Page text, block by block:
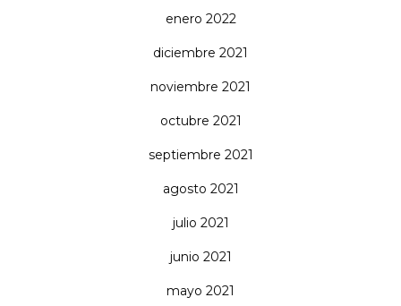
enero 2022
diciembre 2021
noviembre 2021
octubre 2021
septiembre 2021
agosto 2021
julio 2021
junio 2021
mayo 2021